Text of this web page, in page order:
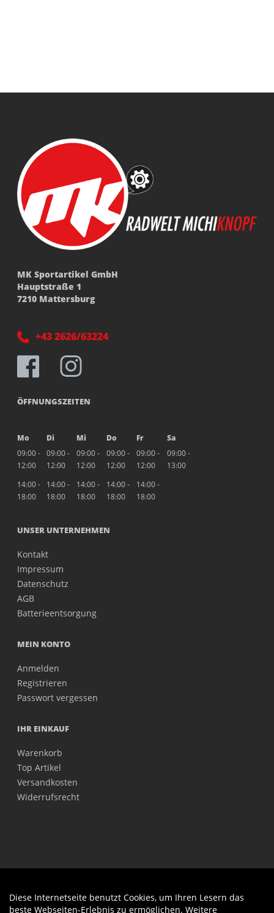
MK Sportartikel GmbH
Hauptstraße 1
7210 Mattersburg
+43 2626/63224
ÖFFNUNGSZEITEN
Mo Di Mi Do Fr
Sa
09:00 -
12:00
09:00 -
12:00
09:00 -
12:00
09:00 -
12:00
09:00 -
12:00
09:00 -
13:00
14:00 -
18:00
14:00 -
18:00
14:00 -
18:00
14:00 -
18:00
14:00 -
18:00
UNSER UNTERNEHMEN
Kontakt
Impressum
Datenschutz
AGB
Batterieentsorgung
MEIN KONTO
Anmelden
Registrieren
Passwort vergessen
IHR EINKAUF
Warenkorb
Top Artikel
Versandkosten
Widerrufsrecht
Diese Internetseite benutzt Cookies, um Ihren Lesern das
beste Webseiten-Erlebnis zu ermöglichen. Weitere
Auftrag widerrufen